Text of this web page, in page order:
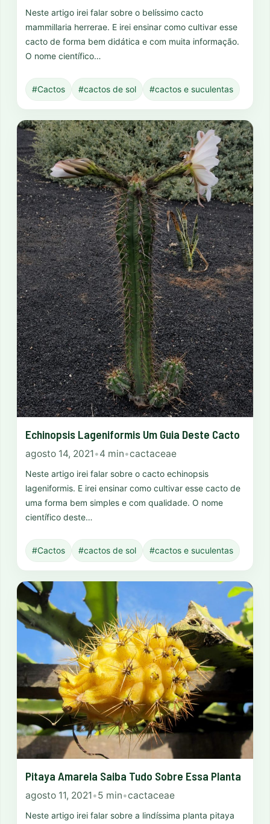
Neste artigo irei falar sobre o belíssimo cacto
mammillaria herrerae. E irei ensinar como cultivar esse
cacto de forma bem didática e com muita informação.
O nome científico…
#Cactos #cactos de sol #cactos e suculentas
Echinopsis Lageniformis Um Guia Deste Cacto
agosto 14, 2021•4 min•cactaceae
Neste artigo irei falar sobre o cacto echinopsis
lageniformis. E irei ensinar como cultivar esse cacto de
uma forma bem simples e com qualidade. O nome
científico deste…
#Cactos #cactos de sol #cactos e suculentas
Pitaya Amarela Saiba Tudo Sobre Essa Planta
agosto 11, 2021 •5 min•cactaceae
Neste artigo irei falar sobre a lindíssima planta pitaya